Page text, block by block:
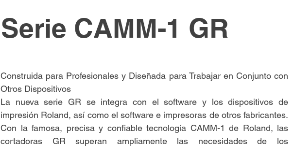
Serie CAMM-1 GR
Construida para Profesionales y Diseñada para Trabajar en Conjunto con
Otros Dispositivos
La nueva serie GR se integra con el software y los dispositivos de
impresión Roland, así como el software e impresoras de otros fabricantes.
Con la famosa, precisa y confiable tecnología CAMM-1 de Roland, las
cortadoras GR superan ampliamente las necesidades de los